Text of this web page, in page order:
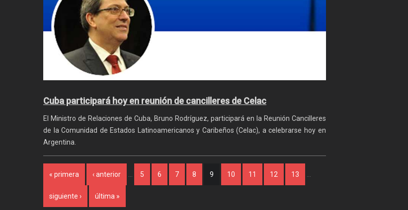
Cuba participará hoy en reunión de cancilleres de Celac
El Ministro de Relaciones de Cuba, Bruno Rodríguez, participará en la Reunión Cancilleres
de la Comunidad de Estados Latinoamericanos y Caribeños (Celac), a celebrarse hoy en
Argentina.
Páginas
« primera ‹ anterior 5 6 7 8 9 10 11 12 13
siguiente › última »